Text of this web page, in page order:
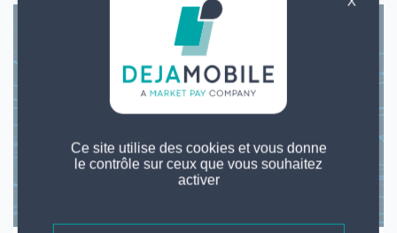
Ce site utilise des cookies et vous donne
le contrôle sur ceux que vous souhaitez
activer